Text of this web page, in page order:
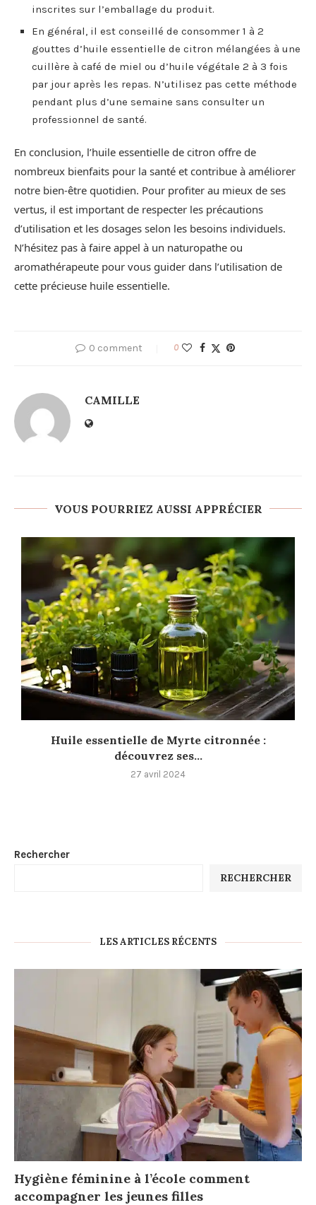
inscrites sur l’emballage du produit.
En général, il est conseillé de consommer 1 à 2
gouttes d’huile essentielle de citron mélangées à une
cuillère à café de miel ou d’huile végétale 2 à 3 fois
par jour après les repas. N’utilisez pas cette méthode
pendant plus d’une semaine sans consulter un
professionnel de santé.
En conclusion, l’huile essentielle de citron offre de
nombreux bienfaits pour la santé et contribue à améliorer
notre bien-être quotidien. Pour profiter au mieux de ses
vertus, il est important de respecter les précautions
d’utilisation et les dosages selon les besoins individuels.
N’hésitez pas à faire appel à un naturopathe ou
aromathérapeute pour vous guider dans l’utilisation de
cette précieuse huile essentielle.
0 comment 0
CAMILLE
VOUS POURRIEZ AUSSI APPRÉCIER
Huile essentielle de Myrte citronnée :
découvrez ses...
27 avril 2024
Rechercher
RECHERCHER
LES ARTICLES RÉCENTS
Hygiène féminine à l’école comment
accompagner les jeunes filles